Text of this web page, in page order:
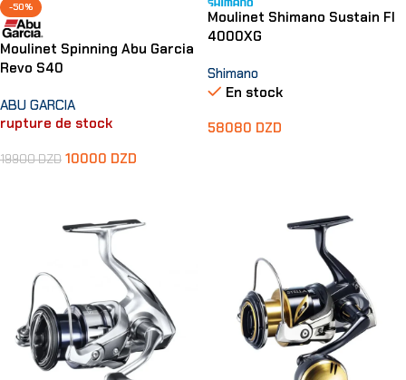
-50%
Moulinet Spinning Abu Garcia
Revo S40
ABU GARCIA
rupture de stock
19900DZD 10000 DZD
Moulinet Shimano Sustain FI
4000XG
Shimano
En stock
58080 DZD